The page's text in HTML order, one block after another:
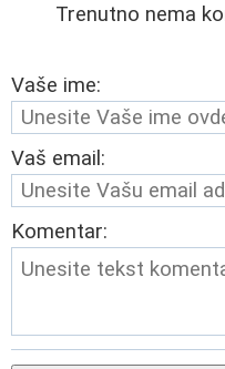
Trenutno nema
Vaše ime:
Vaš email:
Komentar: